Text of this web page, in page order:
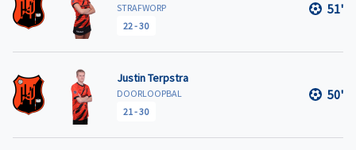
STRAFWORP
22-30
51'
Justin Terpstra
DOORLOOPBAL
21-30
50'